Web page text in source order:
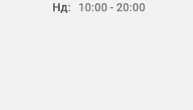
Нд:
10:00 - 20:00